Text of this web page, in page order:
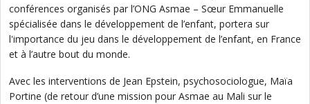
conférences organisés par l’ONG Asmae – Sœur Emmanuelle
spécialisée dans le développement de l’enfant, portera sur
l'importance du jeu dans le développement de l’enfant, en France
et à l’autre bout du monde.
Avec les interventions de Jean Epstein, psychosociologue, Maïa
Portine (de retour d’une mission pour Asmae au Mali sur le